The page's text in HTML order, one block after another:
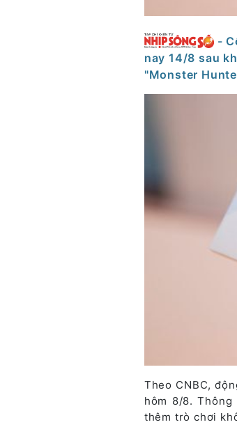
-
nay 14/8 sau
"Monster
Theo CNBC,
hôm 8/8.
thêm trò chơi